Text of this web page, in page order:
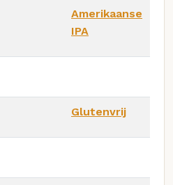
Amerikaanse
IPA
Glutenvrij